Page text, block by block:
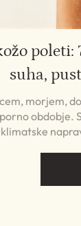
suha,
morjem,
obdobje.